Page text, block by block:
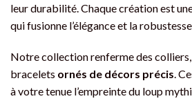
leur durabilité. Chaque création est
qui fusionne l’élégance et la robustesse.
Notre collection renferme des colliers,
bracelets ornés de décors précis.
à votre tenue l’empreinte du loup